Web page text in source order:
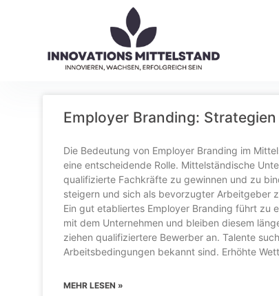
Employer Branding:
Die Bedeutung von Employer Branding im
eine entscheidende Rolle. Mittelständische
qualifizierte Fachkräfte zu gewinnen und zu
steigern und sich als bevorzugter Arbeitgeber
Ein gut etabliertes Employer Branding führt zu
mit dem Unternehmen und bleiben diesem
ziehen qualifiziertere Bewerber an. Talente
Arbeitsbedingungen bekannt sind. Erhöhte
MEHR LESEN »